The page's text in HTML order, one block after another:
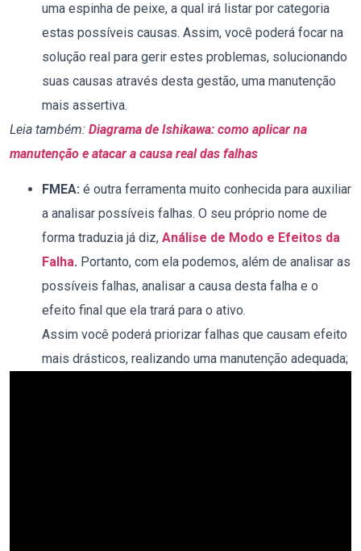
uma espinha de peixe, a qual irá listar por categoria
estas possíveis causas. Assim, você poderá focar na
solução real para gerir estes problemas, solucionando
suas causas através desta gestão, uma manutenção
mais assertiva.
Leia também: Diagrama de Ishikawa: como aplicar na
manutenção e atacar a causa real das falhas
FMEA: é outra ferramenta muito conhecida para auxiliar
a analisar possíveis falhas. O seu próprio nome de
forma traduzia já diz, Análise de Modo e Efeitos da
Falha. Portanto, com ela podemos, além de analisar as
possíveis falhas, analisar a causa desta falha e o
efeito final que ela trará para o ativo.
Assim você poderá priorizar falhas que causam efeito
mais drásticos, realizando uma manutenção adequada;